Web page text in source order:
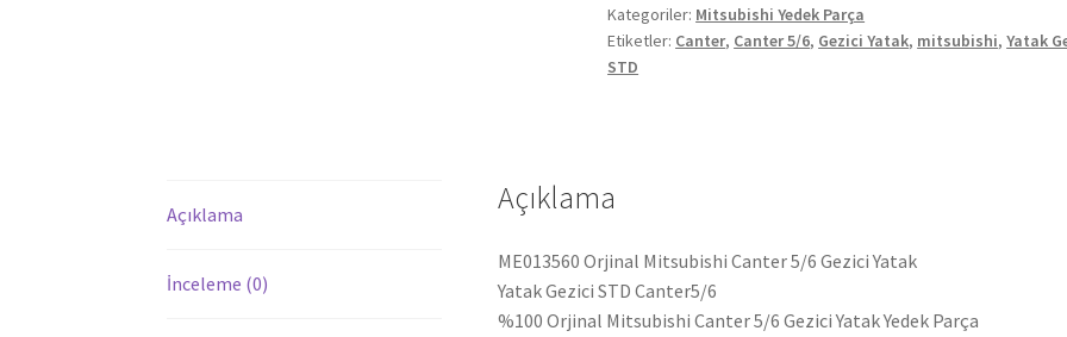
Yatak
ME013560
adet
Kategoriler: Mitsubishi Yedek Parça
Etiketler: Canter, Canter 5/6, Gezici Yatak, mitsubishi,Yatak
STD
Açıklama
İnceleme (0)
Açıklama
ME013560 Orjinal Mitsubishi Canter 5/6 Gezici Yatak
Yatak Gezici STD Canter5/6
%100 Orjinal Mitsubishi Canter 5/6 Gezici Yatak Yedek Parça